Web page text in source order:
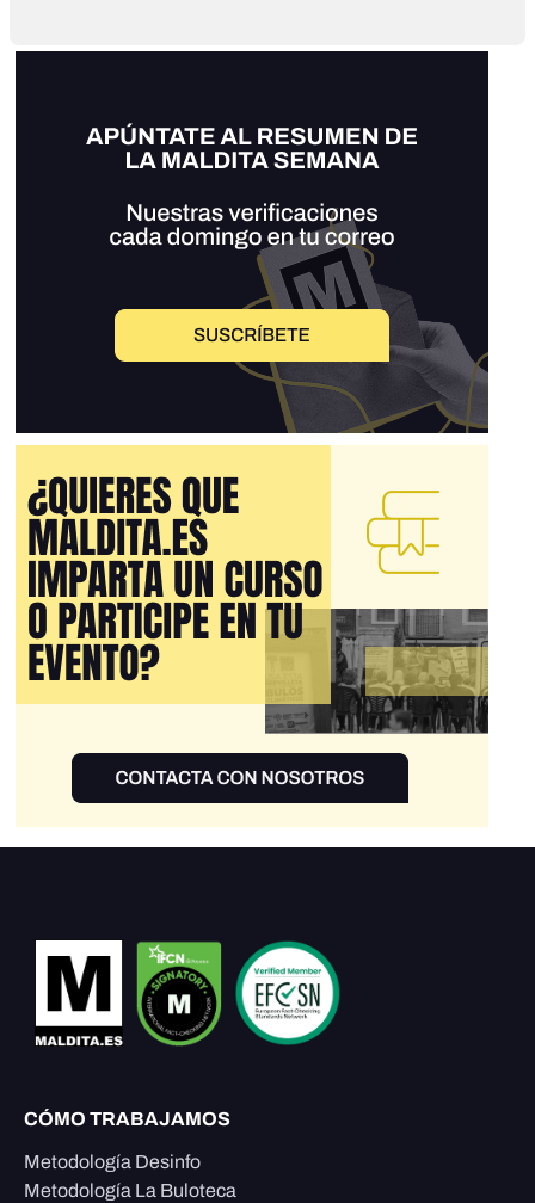
CÓMO TRABAJAMOS
Metodología Desinfo
Metodología La Buloteca